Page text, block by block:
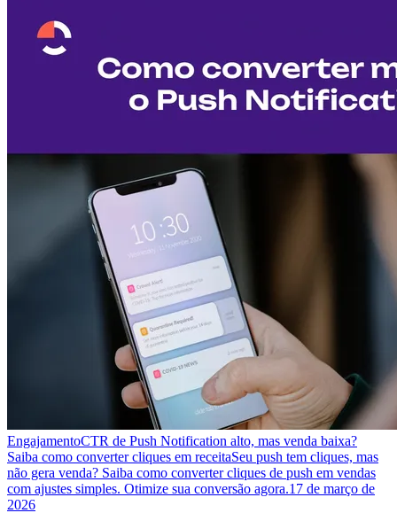
EngajamentoCTR de Push Notification alto, mas venda baixa?
Saiba como converter cliques em receitaSeu push tem cliques, mas
não gera venda? Saiba como converter cliques de push em vendas
com ajustes simples. Otimize sua conversão agora.17 de março de
2026